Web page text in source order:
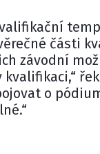
části
závodní
o